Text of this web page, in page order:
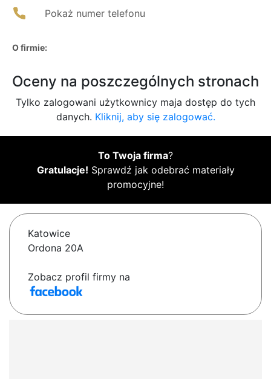
Pokaż numer telefonu
O firmie:
Oceny na poszczególnych stronach
Tylko zalogowani użytkownicy maja dostęp do tych
danych. Kliknij, aby się zalogować.
To Twoja firma?
Gratulacje! Sprawdź jak odebrać materiały
promocyjne!
Katowice
Ordona 20A
Zobacz profil firmy na